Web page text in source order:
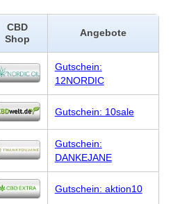
CBD
Shop
Angebote
Gutschein:
12NORDIC
Gutschein: 10sale
Gutschein:
DANKEJANE
Gutschein: aktion10